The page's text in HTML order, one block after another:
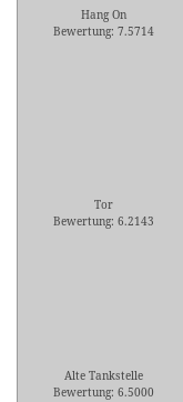
Hang On
Bewertung: 7.5714
Tor
Bewertung: 6.2143
Alte Tankstelle
Bewertung: 6.5000